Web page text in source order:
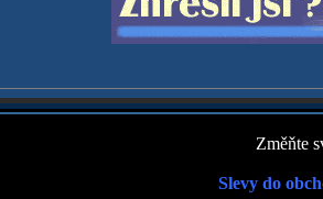
Změňte
Slevy do